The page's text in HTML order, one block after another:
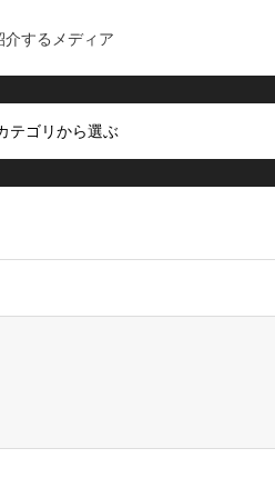
するメディア
テゴリから選ぶ